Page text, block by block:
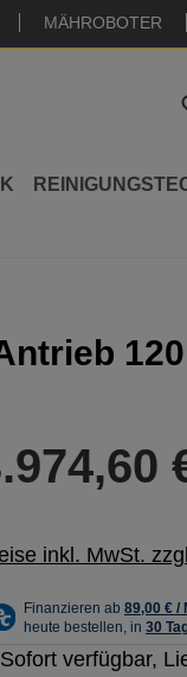
MÄHROBOTER
inkl. MwSt.
Sofort verfügbar,